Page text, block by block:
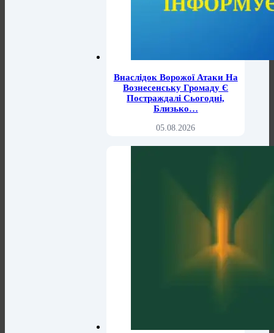
Внаслідок Ворожої Атаки На
Вознесенську Громаду Є
Постраждалі Сьогодні,
Близько…
05.08.2026